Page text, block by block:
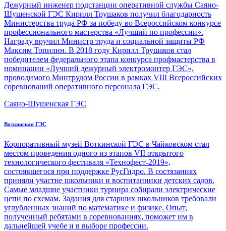
Дежурный инженер подстанции оперативной службы Саяно-
Шушенской ГЭС Кирилл Трушаков получил благодарность
Министерства труда РФ за побе­ду во Всероссийском конкурсе
профессионального мастерства «Лучший по профессии».
Награду вручил Министр труда и социальной защиты РФ
Максим Топилин. В 2018 году Кирилл Трушаков стал
победителем федерального этапа конкурса профмастерства в
номинации «Лучший дежурный электромонтер ГЭС»,
проводимого Минтрудом России в рамках VIII Всероссийских
соревнований оперативного персонала ГЭС.
Саяно-Шушенская ГЭС
Воткинская ГЭС
Корпоративный музей Воткинской ГЭС в Чайковском стал
местом проведения одного из этапов VII открытого
технологического фестиваля «Технофест-2019»,
состоявшегося при поддержке РусГидро. В состязаниях
приняли участие школьники и воспитанники детских садов.
Самые младшие участники турнира собирали электрические
цепи по схемам. Задания для старших школьников требовали
углубленных знаний по математике и физике. Опыт,
полученный ребятами в соревнованиях, поможет им в
дальнейшей учебе и в выборе профессии.